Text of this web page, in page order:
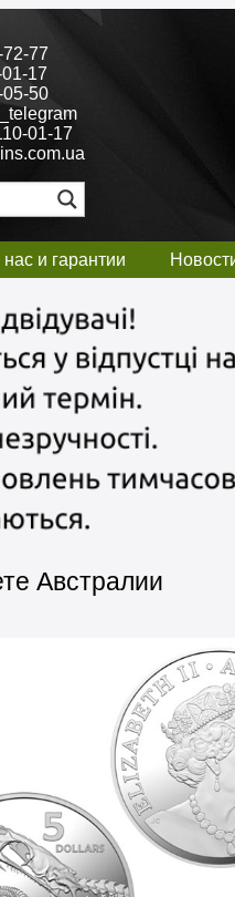
77
17
50
01-17
и гарантии
Австралии